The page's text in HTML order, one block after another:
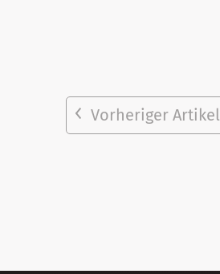
Vorheriger Artikel